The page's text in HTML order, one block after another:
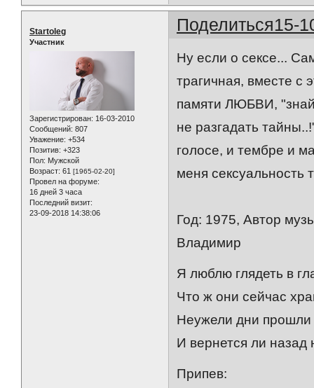
Поделиться15-
Startoleg
Участник
Зарегистрирован: 16-03-2010
Сообщений: 807
Уважение: +534
Позитив: +323
Пол: Мужской
Возраст: 61 [1965-02-20]
Провел на форуме:
16 дней 3 часа
Последний визит:
23-09-2018 14:38:06
Ну если о сексе...
трагичная, вместе
памяти ЛЮБВИ,
не разгадать
голосе, и тембре и
меня сексуальность
Год: 1975, Автор
Владимир
Я люблю глядеть в
Что ж они сейчас
Неужели дни
И вернется ли
Припев: